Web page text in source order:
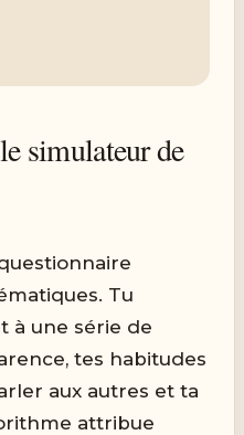
simulateur de
Tu
à une série de
tes habitudes
aux autres et ta
attribue